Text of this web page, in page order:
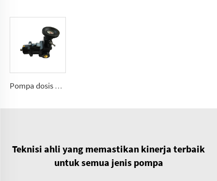
Pompa dosis poliuretan A7VK untuk mesin busa Ukuran 12, 28
Teknisi ahli yang memastikan kinerja terbaik
untuk semua jenis pompa